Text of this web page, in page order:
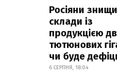
Росіяни
склади із
продукцією
тютюнових
чи буде
6 СЕРПНЯ, 18:04